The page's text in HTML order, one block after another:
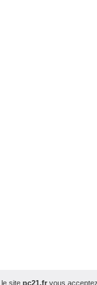
le sitepc21.fr vous